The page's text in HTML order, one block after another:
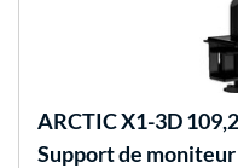
ARCTICX1-3D
Support de moniteur